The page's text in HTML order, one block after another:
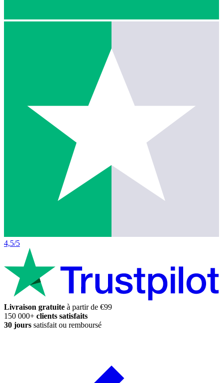
4,5/5
Livraison gratuite à partir de €99
150 000+ clients satisfaits
30 jours satisfait ou remboursé